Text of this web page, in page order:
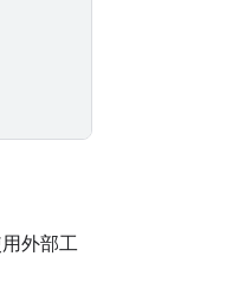
外部工